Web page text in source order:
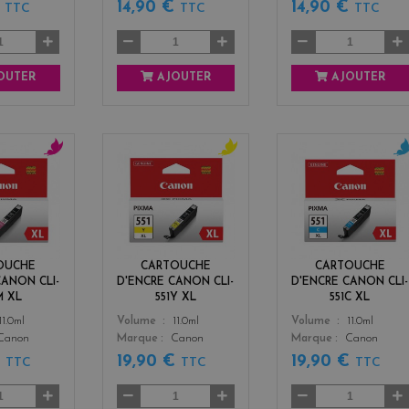
TTC 14,90 € TTC
AJOUTER
14,90 € TTC
AJOUTER
CLI-
XL
11.0ml
TTC
CARTOUCHE
D'ENCRE CANON CLI-
551Y XL
Color
o
Volume
11.0ml
Marque
Canon
19,90 € TTC
CARTOUCHE
D'ENCRE CANON CLI-
551C XL
Color
Volume
11.0ml
Marque
Canon
19,90 € TTC